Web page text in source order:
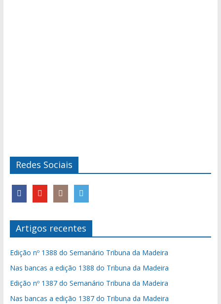
Redes Sociais
Artigos recentes
Edição nº 1388 do Semanário Tribuna da Madeira
Nas bancas a edição 1388 do Tribuna da Madeira
Edição nº 1387 do Semanário Tribuna da Madeira
Nas bancas a edição 1387 do Tribuna da Madeira